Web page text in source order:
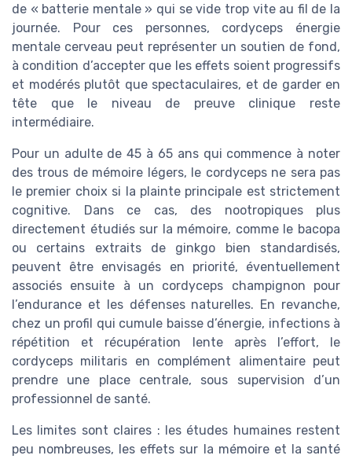
de « batterie mentale » qui se vide trop vite au fil de la
journée. Pour ces personnes, cordyceps énergie
mentale cerveau peut représenter un soutien de fond,
à condition d’accepter que les effets soient progressifs
et modérés plutôt que spectaculaires, et de garder en
tête que le niveau de preuve clinique reste
intermédiaire.
Pour un adulte de 45 à 65 ans qui commence à noter
des trous de mémoire légers, le cordyceps ne sera pas
le premier choix si la plainte principale est strictement
cognitive. Dans ce cas, des nootropiques plus
directement étudiés sur la mémoire, comme le bacopa
ou certains extraits de ginkgo bien standardisés,
peuvent être envisagés en priorité, éventuellement
associés ensuite à un cordyceps champignon pour
l’endurance et les défenses naturelles. En revanche,
chez un profil qui cumule baisse d’énergie, infections à
répétition et récupération lente après l’effort, le
cordyceps militaris en complément alimentaire peut
prendre une place centrale, sous supervision d’un
professionnel de santé.
Les limites sont claires : les études humaines restent
peu nombreuses, les effets sur la mémoire et la santé